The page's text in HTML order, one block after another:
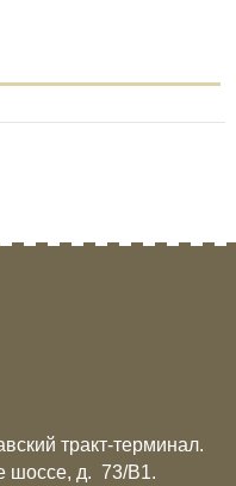
тракт-терминал.
шоссе, д. 73/B1.